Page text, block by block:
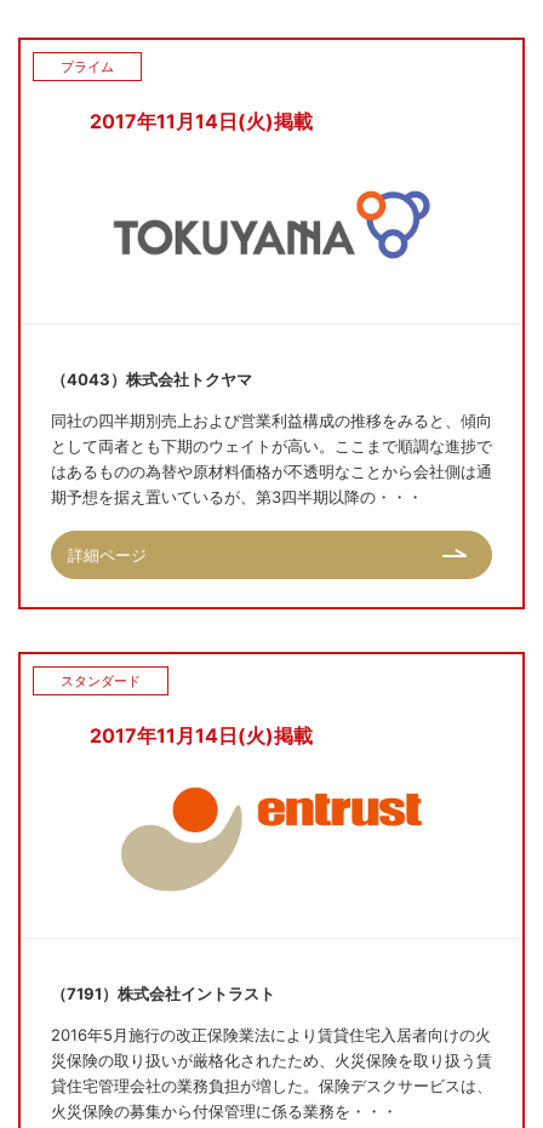
2017年11月14日(火)掲載
プライム
（4043）株式会社トクヤマ
同社の四半期別売上および営業利益構成の推移をみると、傾向
として両者とも下期のウェイトが高い。ここまで順調な進捗で
はあるものの為替や原材料価格が不透明なことから会社側は通
期予想を据え置いているが、第3四半期以降の・・・
詳細ページ
2017年11月14日(火)掲載
スタンダード
（7191）株式会社イントラスト
2016年5月施行の改正保険業法により賃貸住宅入居者向けの火
災保険の取り扱いが厳格化されたため、火災保険を取り扱う賃
貸住宅管理会社の業務負担が増した。保険デスクサービスは、
火災保険の募集から付保管理に係る業務を・・・